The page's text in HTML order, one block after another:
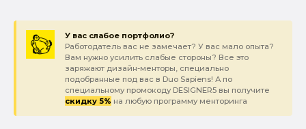
У вас слабое портфолио?
Работодатель вас не замечает? У вас мало опыта?
Вам нужно усилить слабые стороны? Все это
заряжают дизайн-менторы, специально
подобранные под вас в Duo Sapiens! А по
специальному промокоду DESIGNER5 вы получите
скидку 5% на любую программу менторинга